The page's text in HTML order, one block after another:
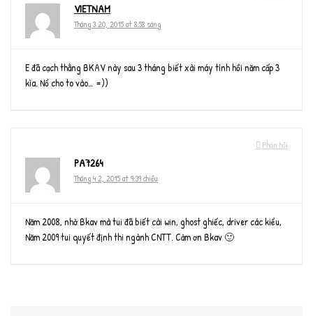
VIETNAM
Tháng 3 20, 2015 at 8:58 sáng
E đã cạch thằng BKAV này sau 3 tháng biết xài máy tính hồi năm cấp 3
kìa. Nổ cho to vào… =))
Phản hồi
PA7264
Tháng 4 2, 2015 at 9:39 chiều
Năm 2008, nhờ Bkav mà tui đã biết cài win, ghost ghiếc, driver các kiểu,
Năm 2009 tui quyết định thi ngành CNTT. Cảm ơn Bkav 🙂